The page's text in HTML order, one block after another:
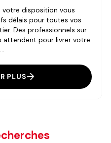
votre disposition vous
délais pour toutes vos
Des professionnels sur
attendent pour livrer votre
PLUS